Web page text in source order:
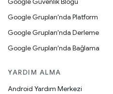
Google Grupları'nda Platform
Google Grupları'nda Derleme
Google Grupları'nda Bağlama
YARDIM ALMA
Android Yardım Merkezi